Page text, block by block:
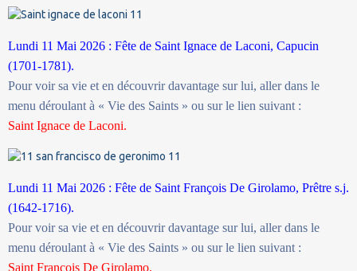
Lundi 11 Mai 2026 : Fête de Saint Ignace de Laconi, Capucin
(1701-1781).
Pour voir sa vie et en découvrir davantage sur lui, aller dans le
menu déroulant à « Vie des Saints » ou sur le lien suivant :
Saint Ignace de Laconi.
Lundi 11 Mai 2026 : Fête de Saint François De Girolamo, Prêtre s.j.
(1642-1716).
Pour voir sa vie et en découvrir davantage sur lui, aller dans le
menu déroulant à « Vie des Saints » ou sur le lien suivant :
Saint François De Girolamo.